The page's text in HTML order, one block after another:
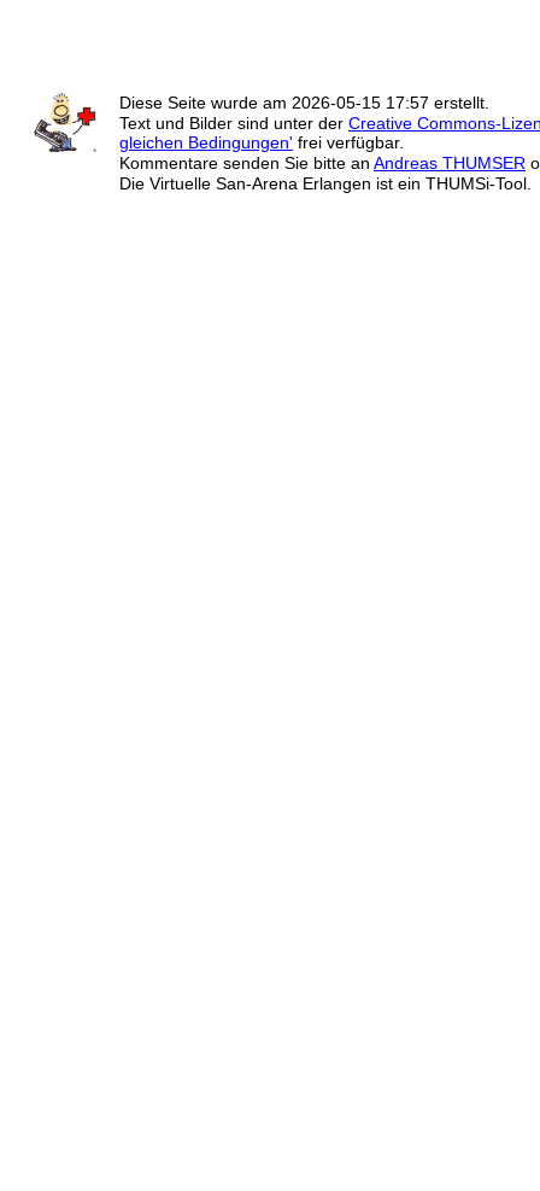
Diese Seite wurde am 2026-05-15 17:57 erstellt.
Text und Bilder sind unter der Creative Commons-
gleichen Bedingungen' frei verfügbar.
Kommentare senden Sie bitte an Andreas THUMSER
Die Virtuelle San-Arena Erlangen ist ein THUMSi-Tool.